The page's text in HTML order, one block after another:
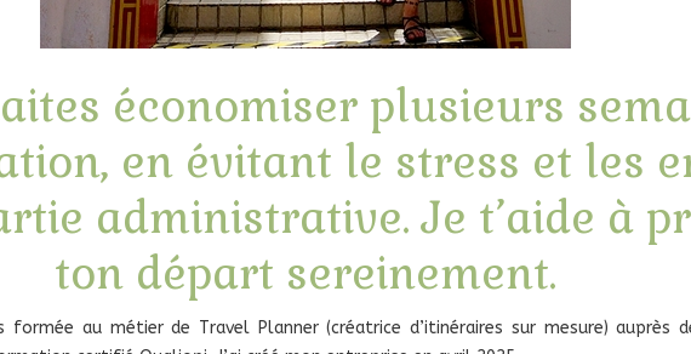
économiser plusieurs
en évitant le stress et les
administrative. Je t’aide à
ton départ sereinement.
formée au métier de Travel Planner (créatrice d’itinéraires sur mesure) auprès